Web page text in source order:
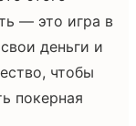
— это игра в
деньги и
чтобы
покерная